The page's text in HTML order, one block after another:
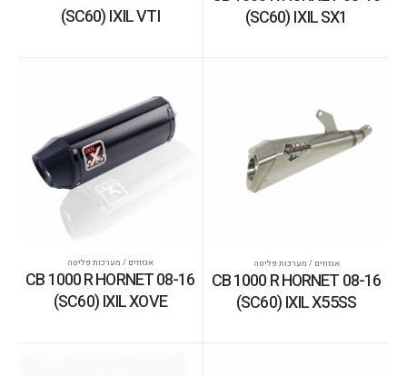
(SC60) IXIL SX1
(SC60) IXIL VTI
אגזוזים / מערכות פליטה
CB 1000 R HORNET 08-16
(SC60) IXIL X55SS
אגזוזים / מערכות פליטה
CB 1000 R HORNET 08-16
(SC60) IXIL XOVE